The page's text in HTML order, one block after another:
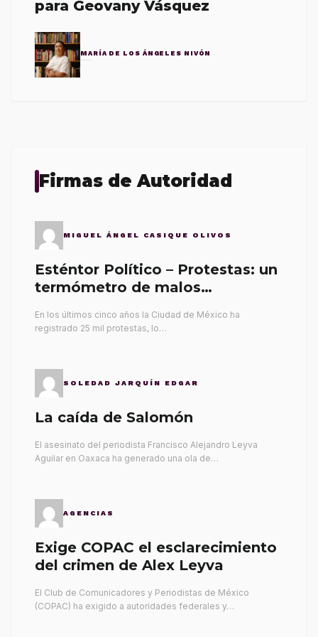
para Geovany Vásquez
MARÍA DE LOS ÁNGELES NIVÓN
Firmas de Autoridad
MIGUEL ÁNGEL CASIQUE OLIVOS
Esténtor Político – Protestas: un
termómetro de malos
En los últimos cinco años la Ciudad de México ha
registrado 25 mil protestas, lo…
SOLEDAD JARQUÍN EDGAR
La caída de Salomón
El asesinato del periodista Francisco Alejandro Leyva
Aguilar en Oaxaca ha generado una ola de…
AGENCIAS
Exige COPAC el esclarecimiento
del crimen de Alex Leyva
El Club de Comunicadores y Periodistas de México
(COPAC) ha exigido a autoridades federales y…